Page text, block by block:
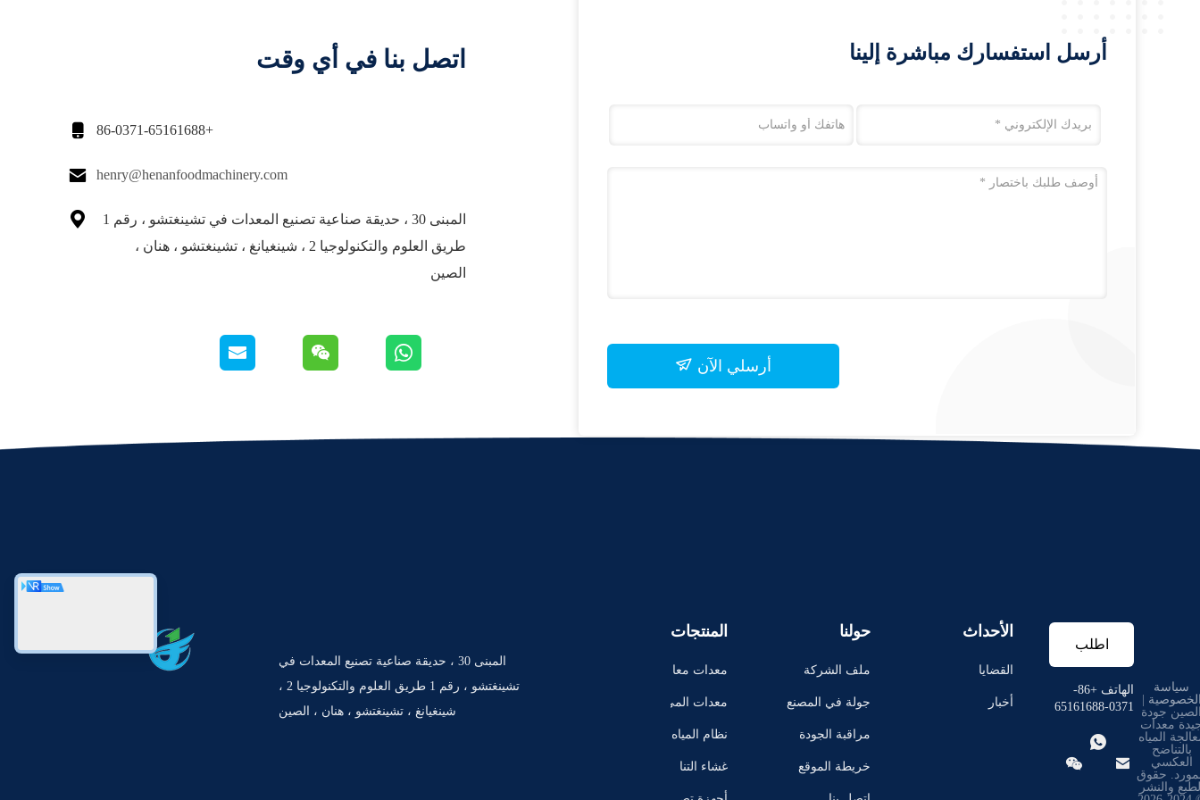
اتصل بنا في أي وقت
 +86-0371-65161688
 henry@henanfoodmachinery.com

المبنى 30 ، حديقة صناعية تصنيع المعدات في تشينغتشو ، رقم 1
طريق العلوم والتكنولوجيا 2 ، شينغيانغ ، تشينغتشو ، هنان ،
الصين
أرسل استفسارك مباشرة إلينا
أرسلي الآن
المبنى 30 ، حديقة صناعية تصنيع المعدات في
تشينغتشو ، رقم 1 طريق العلوم والتكنولوجيا 2 ،
شينغيانغ ، تشينغتشو ، هنان ، الصين
المنتجات
معدات معا
لجة المياه ب
كسي
معدات المي
اه النقية
نظام المياه
النقية للغاي
غشاء التنا
ضح العكس
حولنا
ملف الشركة
جولة في المصنع
مراقبة الجودة
خريطة الموقع
الأحداث
القضايا
أخبار
اطلب
اقتباس
الهاتف +86-
0371-65161688



سياسة
جودة
معدات
المياه
بالتناضح
العكسي
حقوق
والنشر